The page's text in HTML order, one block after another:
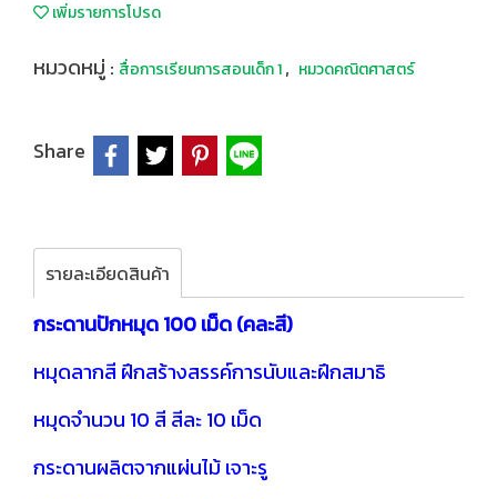
เพิ่มรายการโปรด
หมวดหมู่ : สื่อการเรียนการสอนเด็ก 1, หมวดคณิตศาสตร์
Share
รายละเอียดสินค้า
กระดานปักหมุด 100 เม็ด (คละสี)
หมุดลากสี ฝึกสร้างสรรค์การนับและฝึกสมาธิ
หมุดจำนวน 10 สี สีละ 10 เม็ด
กระดานผลิตจากแผ่นไม้ เจาะรู